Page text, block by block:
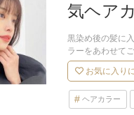
気ヘア
黒染め後の髪に
ラーをあわせて
お気に入り
ヘアカラー